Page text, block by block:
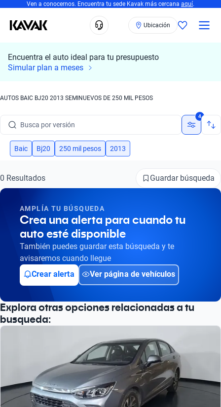
Ven a conocernos. Encuentra tu sede Kavak más cercana aquí.
Ubicación
Encuentra el auto ideal para tu presupuesto
Simular plan a meses
AUTOS BAIC BJ20 2013 SEMINUEVOS DE 250 MIL PESOS
Busca por marca
Busca por año
Busca por marca
Busca por modelo
Busca por año
4
Baic Bj20 250 mil pesos 2013
0 Resultados Guardar búsqueda
AMPLÍA TU BÚSQUEDA
Crea una alerta para cuando tu
auto esté disponible
También puedes guardar esta búsqueda y te
avisaremos cuando llegue
Crear alerta
Ver página de vehículos
Explora otras opciones relacionadas a tu
busqueda: